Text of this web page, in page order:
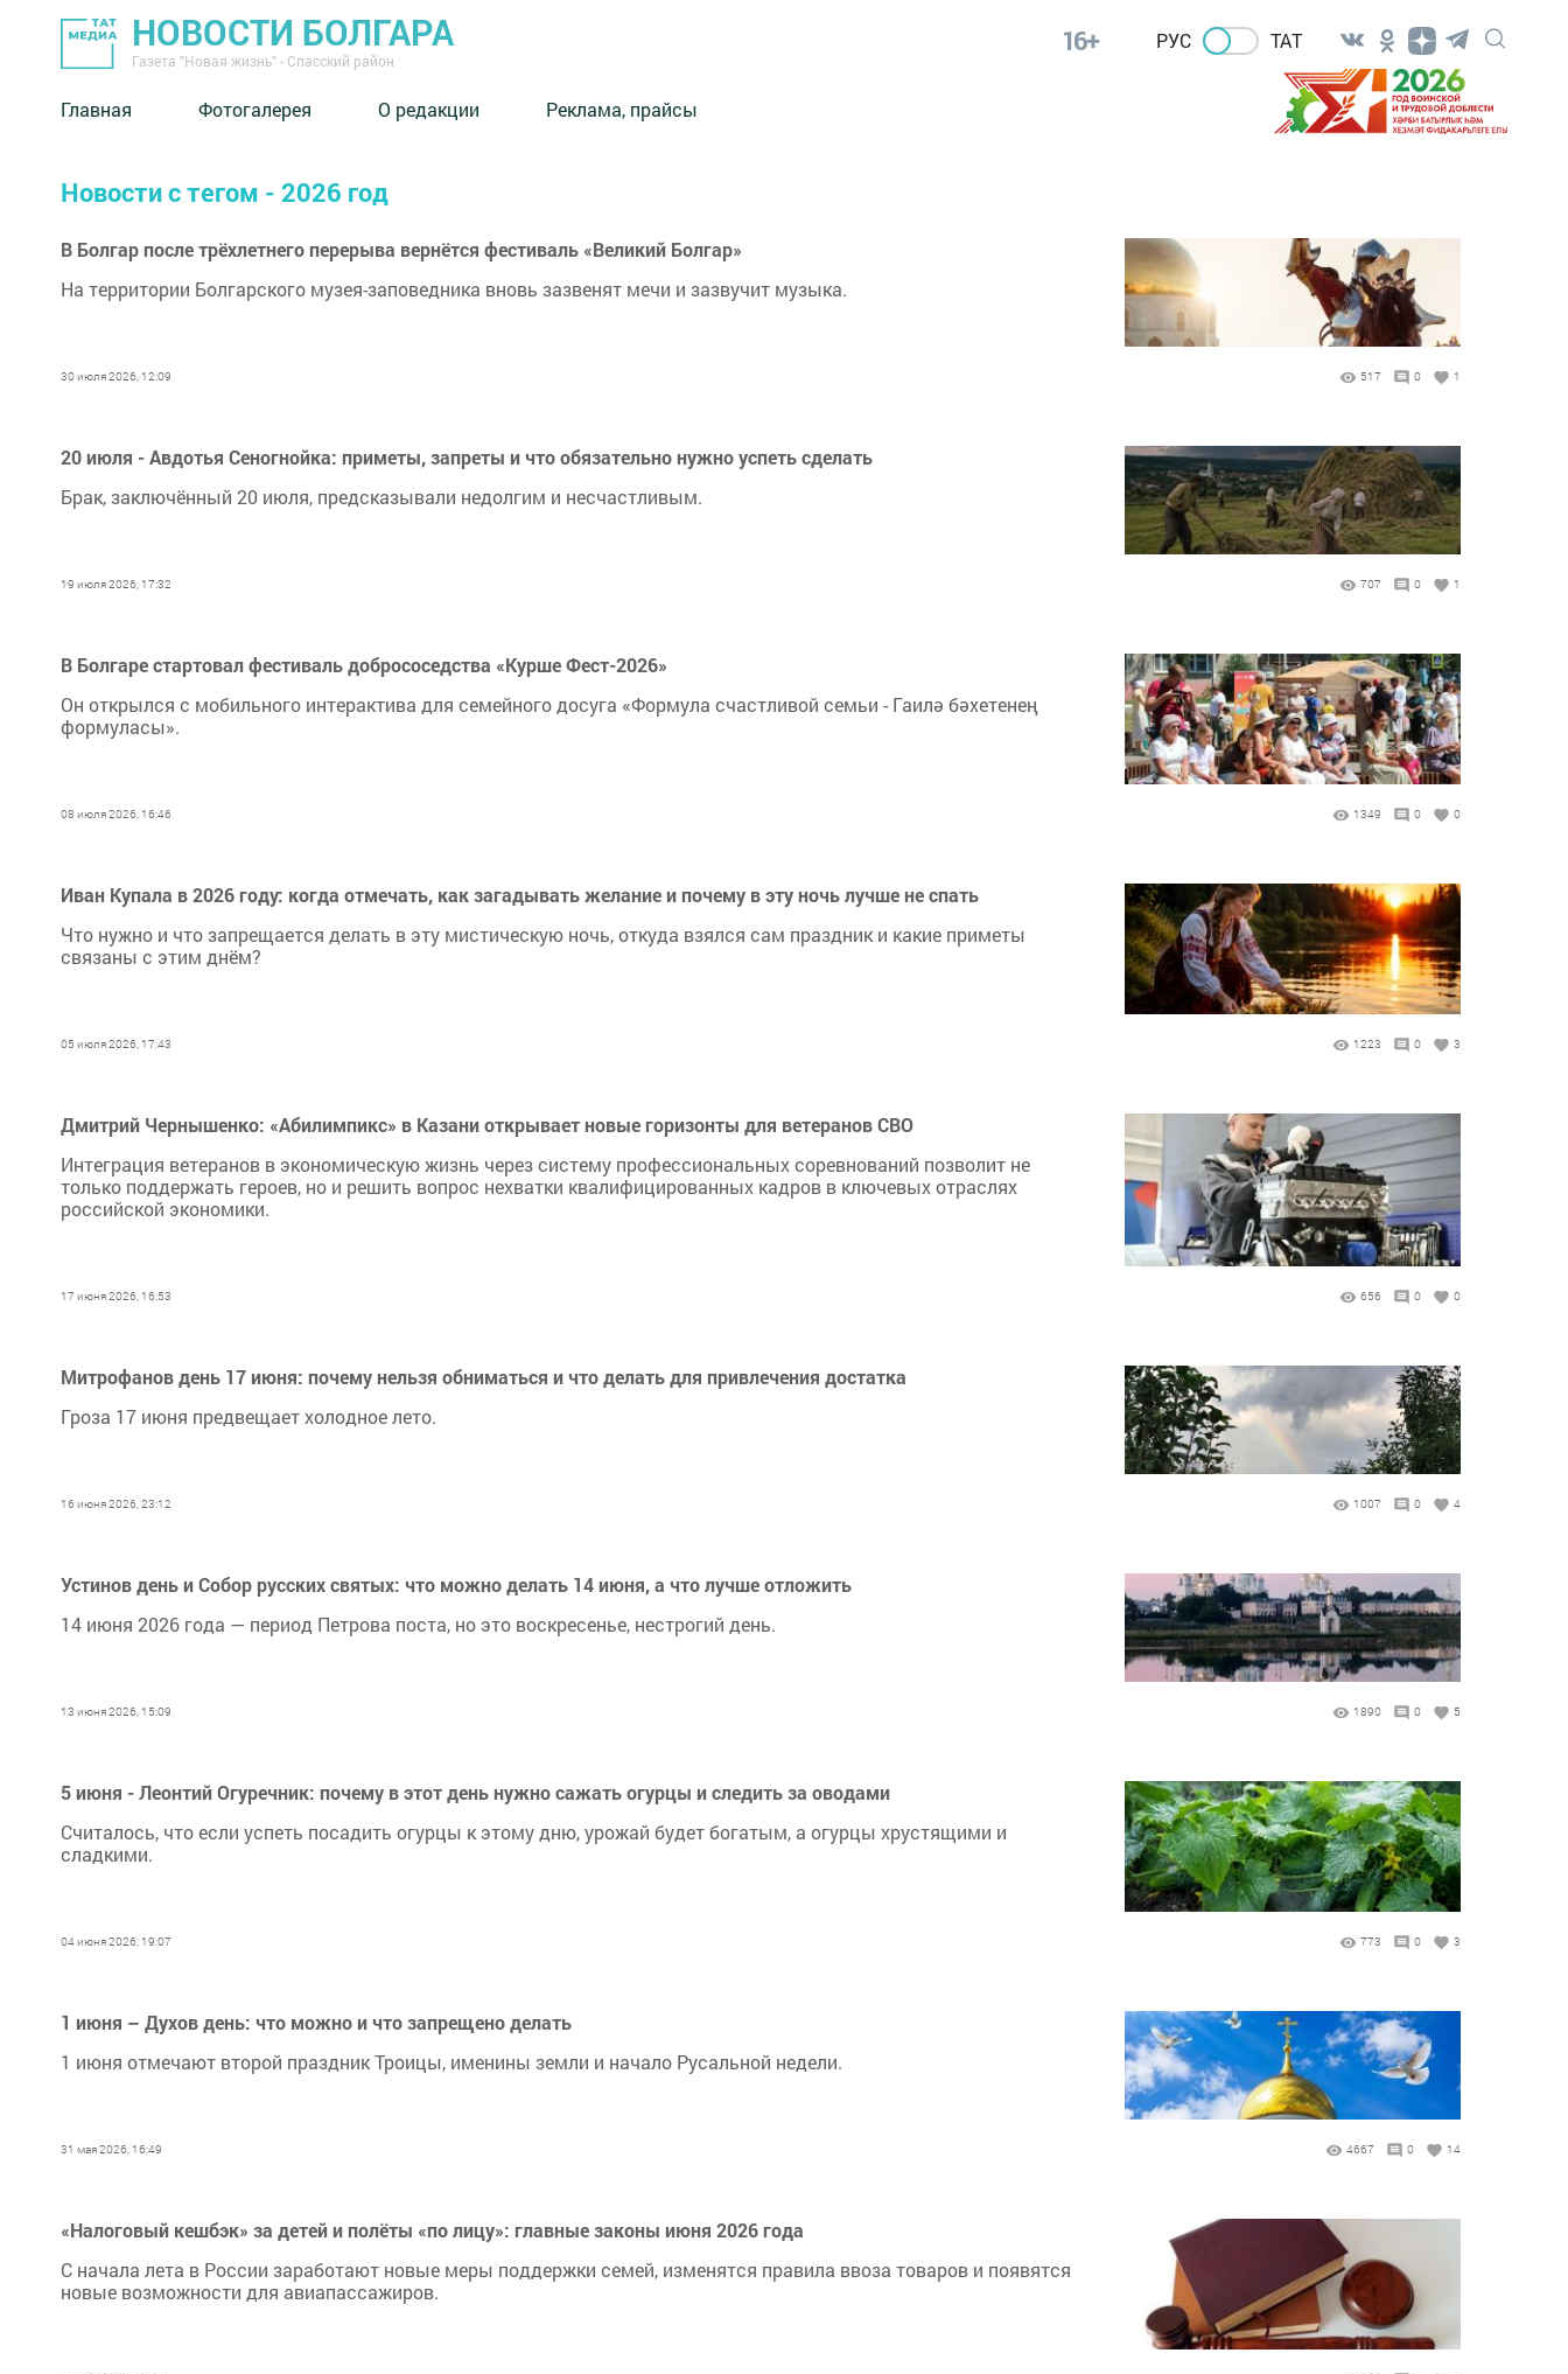
НОВОСТИ БОЛГАРА
Газета "Новая жизнь" - Спасский район
16+ РУС ТАТ
Главная Фотогалерея О редакции Реклама, прайсы
Новости с тегом - 2026 год
В Болгар после трёхлетнего перерыва вернётся фестиваль «Великий Болгар»
На территории Болгарского музея-заповедника вновь зазвенят мечи и зазвучит музыка.
30 июля 2026, 12:09 517 0 1
20 июля - Авдотья Сеногнойка: приметы, запреты и что обязательно нужно успеть сделать
Брак, заключённый 20 июля, предсказывали недолгим и несчастливым.
19 июля 2026, 17:32 707 0 1
В Болгаре стартовал фестиваль добрососедства «Курше Фест-2026»
Он открылся с мобильного интерактива для семейного досуга «Формула счастливой семьи - Гаилә бәхетенең
формуласы».
08 июля 2026, 16:46 1349 0 0
Иван Купала в 2026 году: когда отмечать, как загадывать желание и почему в эту ночь лучше не спать
Что нужно и что запрещается делать в эту мистическую ночь, откуда взялся сам праздник и какие приметы
связаны с этим днём?
05 июля 2026, 17:43 1223 0 3
Дмитрий Чернышенко: «Абилимпикс» в Казани открывает новые горизонты для ветеранов СВО
Интеграция ветеранов в экономическую жизнь через систему профессиональных соревнований позволит не
только поддержать героев, но и решить вопрос нехватки квалифицированных кадров в ключевых отраслях
российской экономики.
17 июня 2026, 16:53 656 0 0
Митрофанов день 17 июня: почему нельзя обниматься и что делать для привлечения достатка
Гроза 17 июня предвещает холодное лето.
16 июня 2026, 23:12 1007 0 4
Устинов день и Собор русских святых: что можно делать 14 июня, а что лучше отложить
14 июня 2026 года — период Петрова поста, но это воскресенье, нестрогий день.
13 июня 2026, 15:09 1890 0 5
5 июня - Леонтий Огуречник: почему в этот день нужно сажать огурцы и следить за оводами
Считалось, что если успеть посадить огурцы к этому дню, урожай будет богатым, а огурцы хрустящими и
сладкими.
04 июня 2026, 19:07 773 0 3
1 июня – Духов день: что можно и что запрещено делать
1 июня отмечают второй праздник Троицы, именины земли и начало Русальной недели.
31 мая 2026, 16:49 4667 0 14
«Налоговый кешбэк» за детей и полёты «по лицу»: главные законы июня 2026 года
С начала лета в России заработают новые меры поддержки семей, изменятся правила ввоза товаров и появятся
новые возможности для авиапассажиров.